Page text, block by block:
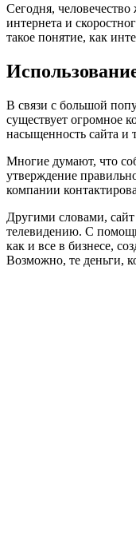
Сегодня,
интернета и
такое понятие, как
В связи с большой
существует огромное
насыщенность сайта и
Многие думают, что
утверждение
компании
Другими словами,
телевидению. С
как и все в бизнесе,
Возможно, те деньги,